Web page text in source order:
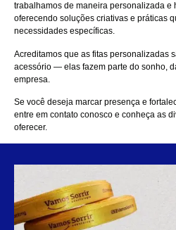
trabalhamos de maneira personalizada e
oferecendo soluções criativas e práticas
necessidades específicas.
Acreditamos que as fitas personalizadas
acessório — elas fazem parte do sonho,
empresa.
Se você deseja marcar presença e
entre em contato conosco e conheça as
oferecer.